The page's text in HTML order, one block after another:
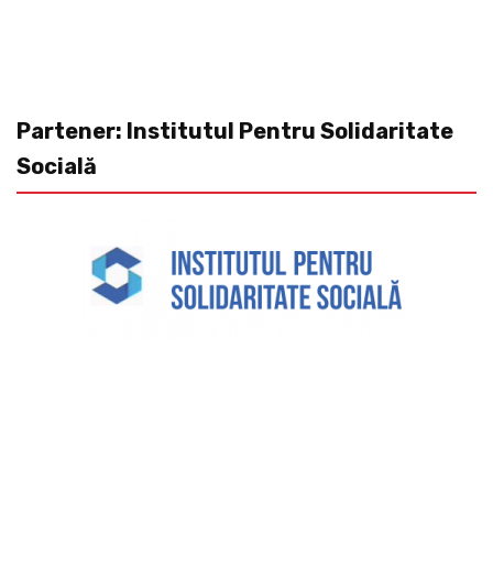
Partener: Institutul Pentru Solidaritate
Socială